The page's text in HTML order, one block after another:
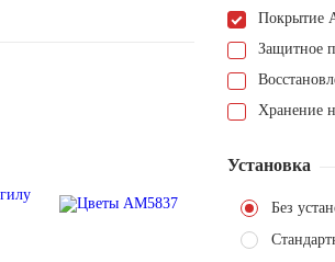
Покрытие
Защитное
Хранение
Установка
Без